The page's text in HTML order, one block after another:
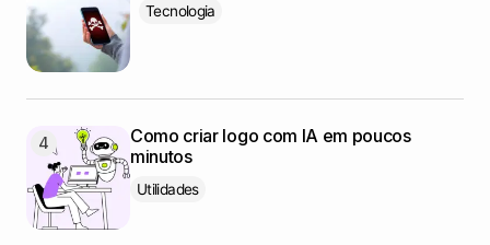
Tecnologia
Como criar logo com IA em poucos
minutos
Utilidades